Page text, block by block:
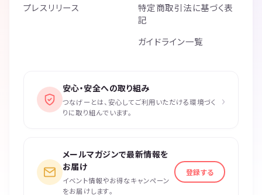
プレスリリース
特定商取引法に基づく表
記
ガイドライン一覧
安心・安全への取り組み
つなげーとは、安心してご利用いただける環境づく
りに取り組んでいます。
›
メールマガジンで最新情報を
お届け
イベント情報やお得なキャンペーン
をお届けします。
登録する